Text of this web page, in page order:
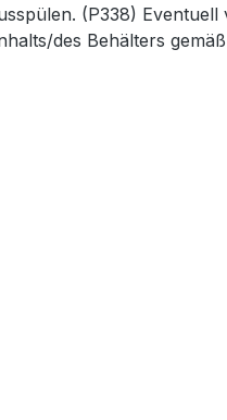
(P338)
des Behälters